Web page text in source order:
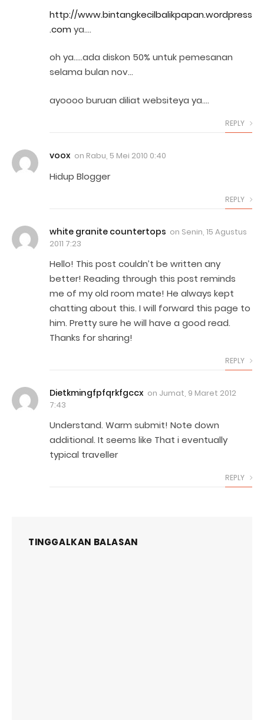
http://www.bintangkecilbalikpapan.wordpress
.com ya….
oh ya…..ada diskon 50% untuk pemesanan
selama bulan nov…
ayoooo buruan diliat websiteya ya….
REPLY
voox on Rabu, 5 Mei 2010 0:40
Hidup Blogger
REPLY
white granite countertops on Senin, 15 Agustus
2011 7:23
Hello! This post couldn’t be written any
better! Reading through this post reminds
me of my old room mate! He always kept
chatting about this. I will forward this page to
him. Pretty sure he will have a good read.
Thanks for sharing!
REPLY
Dietkmingfpfqrkfgccx on Jumat, 9 Maret 2012
7:43
Understand. Warm submit! Note down
additional. It seems like That i eventually
typical traveller
REPLY
TINGGALKAN BALASAN